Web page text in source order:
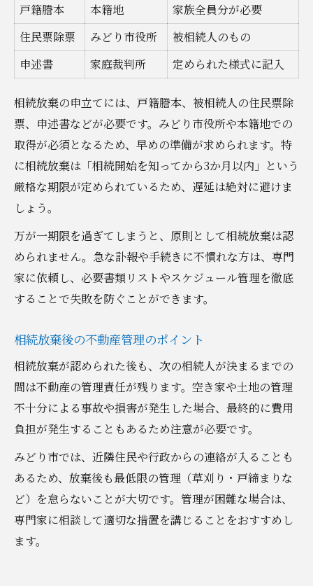
戸籍謄本
本籍地
家族全員分が必要
住民票除票
みどり市役所
被相続人のもの
申述書
家庭裁判所 定められた様式に記入
相続放棄の申立てには、戸籍謄本、被相続人の住民票除
票、申述書などが必要です。みどり市役所や本籍地での
取得が必須となるため、早めの準備が求められます。特
に相続放棄は「相続開始を知ってから3か月以内」という
厳格な期限が定められているため、遅延は絶対に避けま
しょう。
万が一期限を過ぎてしまうと、原則として相続放棄は認
められません。急な訃報や手続きに不慣れな方は、専門
家に依頼し、必要書類リストやスケジュール管理を徹底
することで失敗を防ぐことができます。
相続放棄後の不動産管理のポイント
相続放棄が認められた後も、次の相続人が決まるまでの
間は不動産の管理責任が残ります。空き家や土地の管理
不十分による事故や損害が発生した場合、最終的に費用
負担が発生することもあるため注意が必要です。
みどり市では、近隣住民や行政からの連絡が入ることも
あるため、放棄後も最低限の管理（草刈り・戸締まりな
ど）を怠らないことが大切です。管理が困難な場合は、
専門家に相談して適切な措置を講じることをおすすめし
ます。